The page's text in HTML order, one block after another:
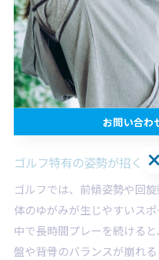
にスイングしたりすると、腰
かりやすいです。
整体では、体全体のバランス
ドバイスが行われています。
トレッチや体幹トレーニング
ゴルフ特有の姿勢が招く体
ゴルフでは、前傾姿勢や回
体のゆがみが生じやすいス
中で長時間プレーを続ける
盤や背骨のバランスが崩れ
お問い合わ
お問い合わ